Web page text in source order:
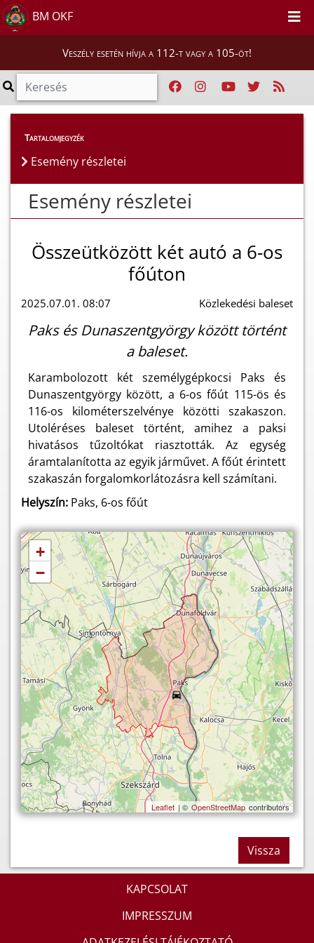
BM OKF
Veszély esetén hívja a 112-t vagy a 105-öt!
Esemény részletei
Tartalomjegyzék
Esemény részletei
Esemény részletei
Összeütközött két autó a 6-os
főúton
2025.07.01. 08:07 Közlekedési baleset
Paks és Dunaszentgyörgy között történt
a baleset.
Karambolozott két személygépkocsi Paks és
Dunaszentgyörgy között, a 6-os főút 115-ös és
116-os kilométerszelvénye közötti szakaszon.
Utoléréses baleset történt, amihez a paksi
hivatásos tűzoltókat riasztották. Az egység
áramtalanította az egyik járművet. A főút érintett
szakaszán forgalomkorlátozásra kell számítani.
Helyszín: Paks, 6-os főút
+
−
Leaflet | © OpenStreetMap contributors
Vissza
KAPCSOLAT
IMPRESSZUM